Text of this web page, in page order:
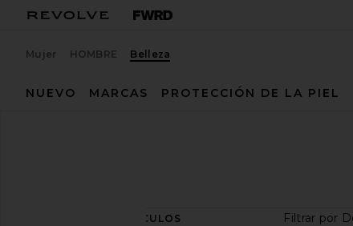
Mujer HOMBRE Belleza
NUEVO
MARCAS PROTECCIÓN DE LA PIEL
ARTÍCULOS